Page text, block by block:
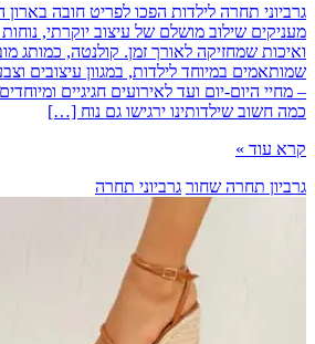
תחרה לילדות הפכו לפריט חובה בארון
שילוב מושלם של עיצוב יוקרתי, נוחות
שמחזיקה לאורך זמן. קולנטה, כמותג מוביל,
במיוחד לילדות, במגוון עיצובים וצבעים
היום-יום ועד לאירועים חגיגיים ומיוחדים.
שילדותינו ירגישו גם נוח […]
»
תחרה שחור גרביוני תחרה